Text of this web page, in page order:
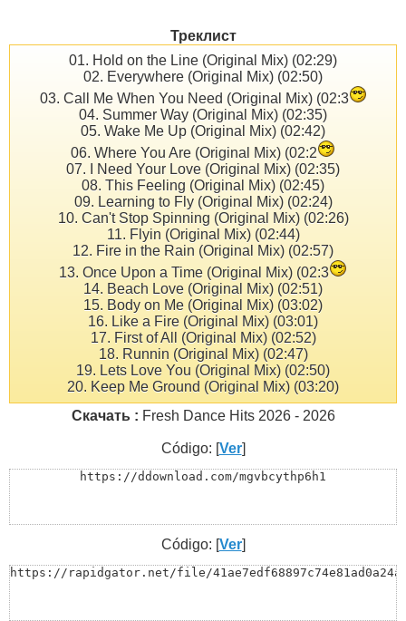
Треклист
01. Hold on the Line (Original Mix) (02:29)
02. Everywhere (Original Mix) (02:50)
03. Call Me When You Need (Original Mix) (02:3
04. Summer Way (Original Mix) (02:35)
05. Wake Me Up (Original Mix) (02:42)
06. Where You Are (Original Mix) (02:2
07. I Need Your Love (Original Mix) (02:35)
08. This Feeling (Original Mix) (02:45)
09. Learning to Fly (Original Mix) (02:24)
10. Can't Stop Spinning (Original Mix) (02:26)
11. Flyin (Original Mix) (02:44)
12. Fire in the Rain (Original Mix) (02:57)
13. Once Upon a Time (Original Mix) (02:3
14. Beach Love (Original Mix) (02:51)
15. Body on Me (Original Mix) (03:02)
16. Like a Fire (Original Mix) (03:01)
17. First of All (Original Mix) (02:52)
18. Runnin (Original Mix) (02:47)
19. Lets Love You (Original Mix) (02:50)
20. Keep Me Ground (Original Mix) (03:20)
Скачать : Fresh Dance Hits 2026 - 2026
Código: [Ver]
https://ddownload.com/mgvbcythp6h1
Código: [Ver]
https://rapidgator.net/file/